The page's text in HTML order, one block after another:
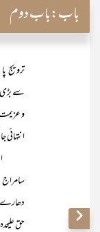
باب:باب دوم
ترویج
سے
و
انتہائی
اس
دھارے
حق